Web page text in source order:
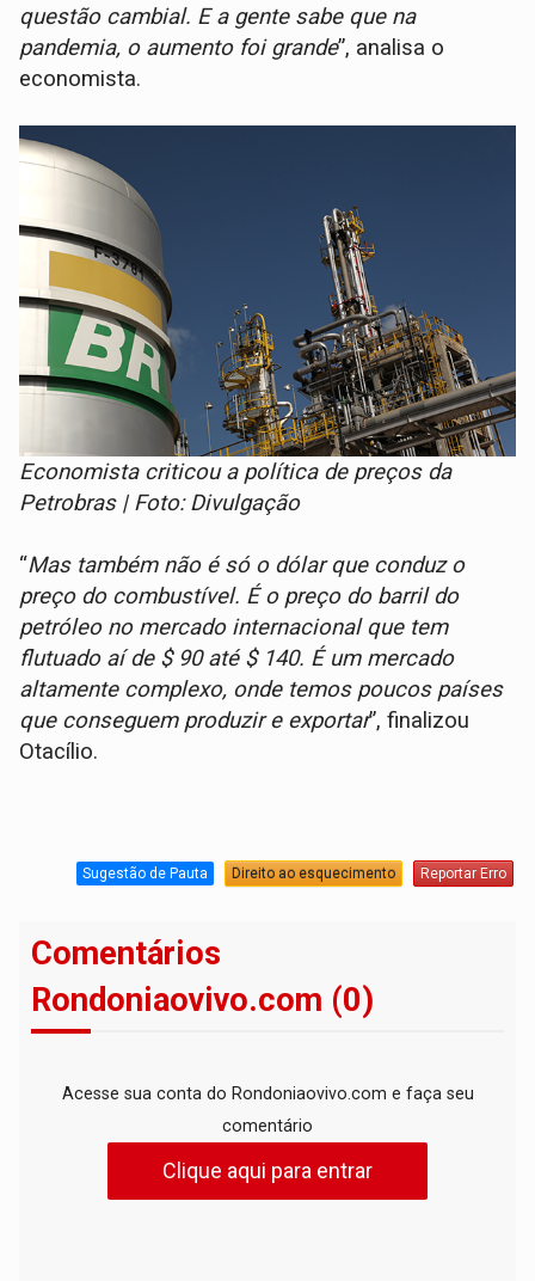
questão cambial. E a gente sabe que na
pandemia, o aumento foi grande”, analisa o
economista.
Economista criticou a política de preços da
Petrobras | Foto: Divulgação
“Mas também não é só o dólar que conduz o
preço do combustível. É o preço do barril do
petróleo no mercado internacional que tem
flutuado aí de $ 90 até $ 140. É um mercado
altamente complexo, onde temos poucos países
que conseguem produzir e exportar”, finalizou
Otacílio.
Sugestão de Pauta Direito ao esquecimento Reportar Erro
Comentários
Rondoniaovivo.com (0)
Acesse sua conta do Rondoniaovivo.com e faça seu
comentário
Clique aqui para entrar